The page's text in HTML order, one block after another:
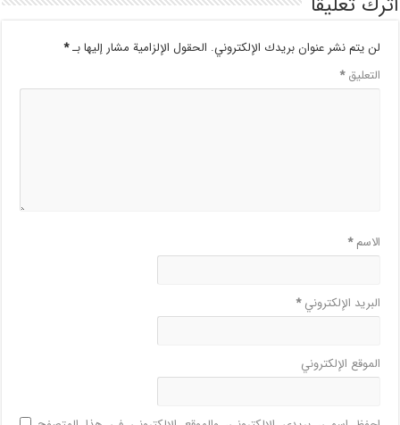
لن يتم نشر عنوان بريدك الإلكتروني. الحقول الإلزامية مشار إليها بـ*
التعليق*
الاسم*
البريد الإلكتروني*
الموقع الإلكتروني